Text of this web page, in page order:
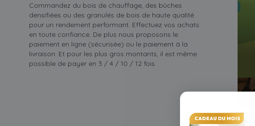
Commandez du bois de chauffage, des bûches
densifiées ou des granulés de bois de haute qualité
pour un rendement performant. Effectuez vos achats
en toute confiance. De plus nous proposons le
paiement en ligne (sécurisée) ou le paiement à la
livraison. Et pour les plus gros montants, il est même
possible de payer en 3 / 4 / 10 / 12 fois.